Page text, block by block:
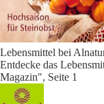
Lebensmittel bei
Entdecke das
Magazin", Seite 1